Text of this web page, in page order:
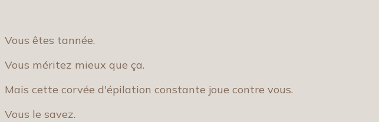
Vous êtes tannée.
Vous méritez mieux que ça.
Mais cette corvée d'épilation constante joue contre vous.
Vous le savez.